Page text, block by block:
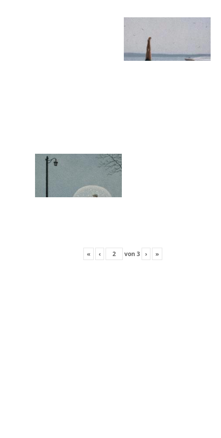
« ‹ von 3 › »